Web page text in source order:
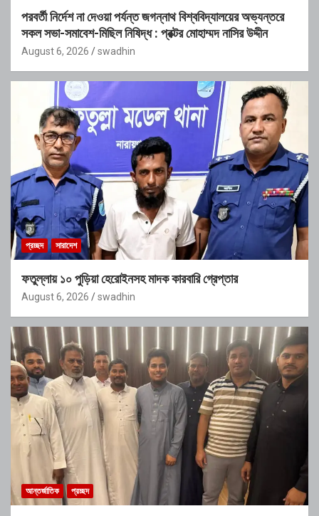
পরবর্তী নির্দেশ না দেওয়া পর্যন্ত জগন্নাথ বিশ্ববিদ্যালয়ের অভ্যন্তরে
সকল সভা-সমাবেশ-মিছিল নিষিদ্ধ : প্রক্টর মোহাম্মদ নাসির উদ্দীন
August 6, 2026 swadhin
প্রচ্ছদ সারাদেশ
ফতুল্লায় ১০ পুড়িয়া হেরোইনসহ মাদক কারবারি গ্রেপ্তার
August 6, 2026 swadhin
আন্তর্জাতিক প্রচ্ছদ